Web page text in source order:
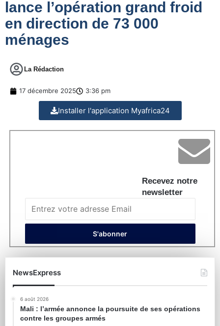
lance l’opération grand froid
en direction de 73 000
ménages
La Rédaction
17 décembre 2025 3:36 pm
Installer l'application Myafrica24
Recevez notre
newsletter
NewsExpress
6 août 2026
Mali : l’armée annonce la poursuite de ses opérations
contre les groupes armés